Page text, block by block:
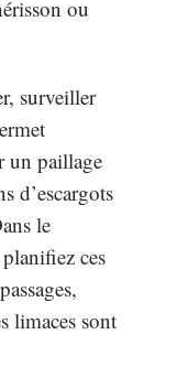
ou
surveiller
un paillage
d’escargots
le
ces
limaces sont